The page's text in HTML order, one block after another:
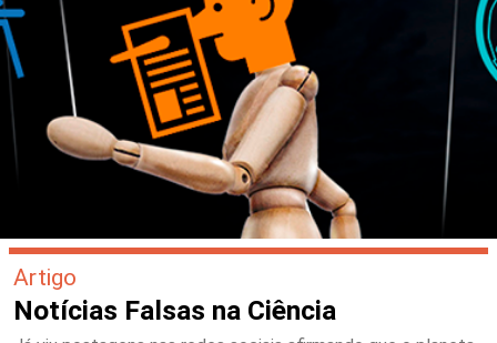
Artigo
Notícias Falsas na Ciência